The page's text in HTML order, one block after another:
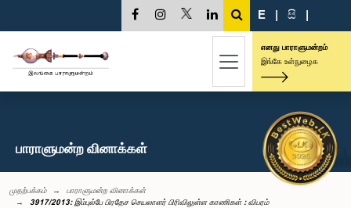
E | සි |
எனது பாராளுமன்றம்
இங்கே உள்நுழைக
பாராளுமன்ற வினாக்கள்
முதற்பக்கம்
பாராளுமன்ற வினாக்கள்
3917/2013: இம்புல்பே பிரதேச செயலாளர் பிரிவிலுள்ள காணிகள் : விபரம்